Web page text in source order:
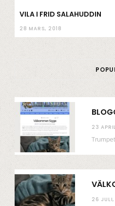
VILA I FRID SALAHUDDIN
28 MARS, 2018
23
26